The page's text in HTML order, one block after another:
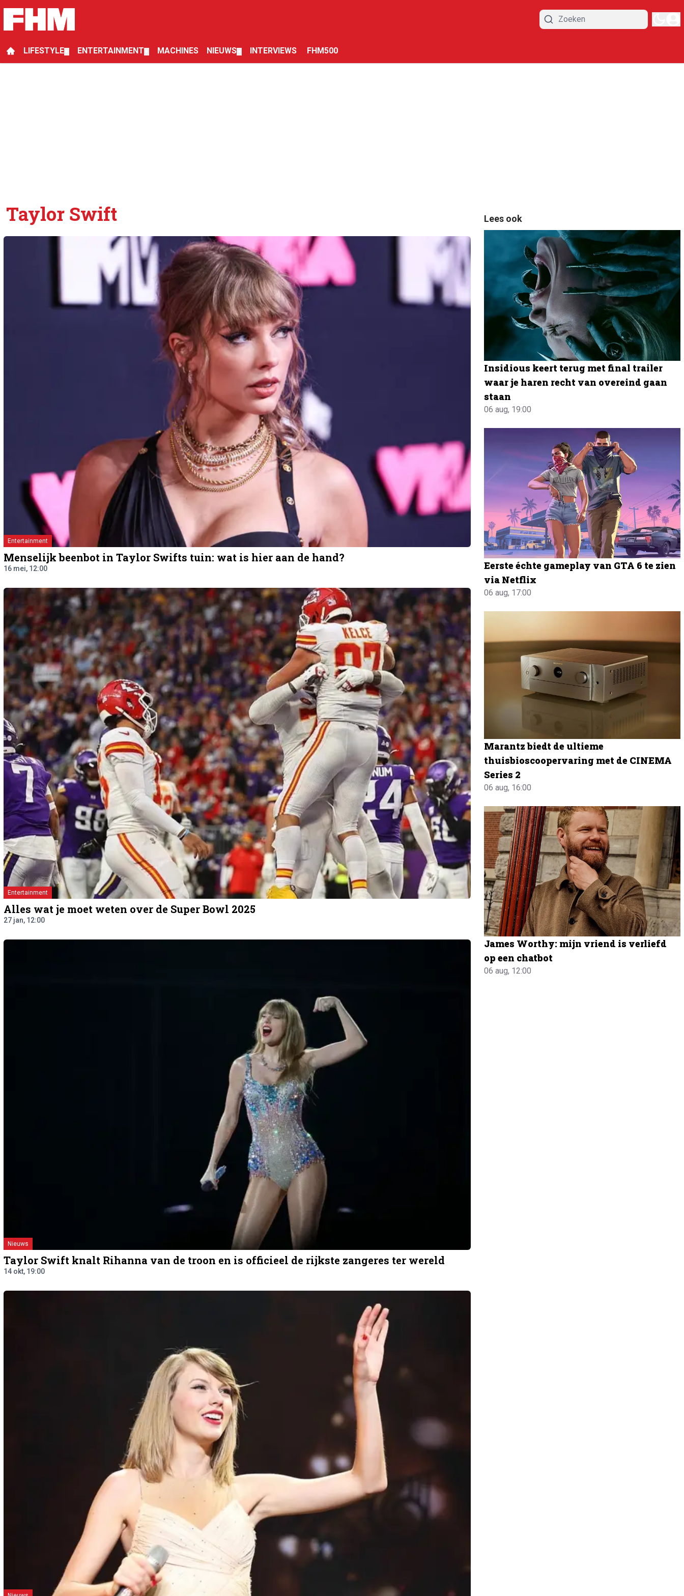
LIFESTYLE ENTERTAINMENT MACHINES NIEUWS INTERVIEWS FHM500
Taylor Swift
Entertainment
Menselijk beenbot in Taylor Swifts tuin: wat is hier aan de hand?
16 mei, 12:00
Entertainment
Alles wat je moet weten over de Super Bowl 2025
27 jan, 12:00
Nieuws
Taylor Swift knalt Rihanna van de troon en is officieel de rijkste zangeres ter wereld
14 okt, 19:00
Lees ook
Insidious keert terug met final trailer
waar je haren recht van overeind gaan
staan
06 aug, 19:00
Eerste échte gameplay van GTA 6 te zien
via Netflix
06 aug, 17:00
Marantz biedt de ultieme
thuisbioscoopervaring met de CINEMA
Series 2
06 aug, 16:00
James Worthy: mijn vriend is verliefd
op een chatbot
06 aug, 12:00